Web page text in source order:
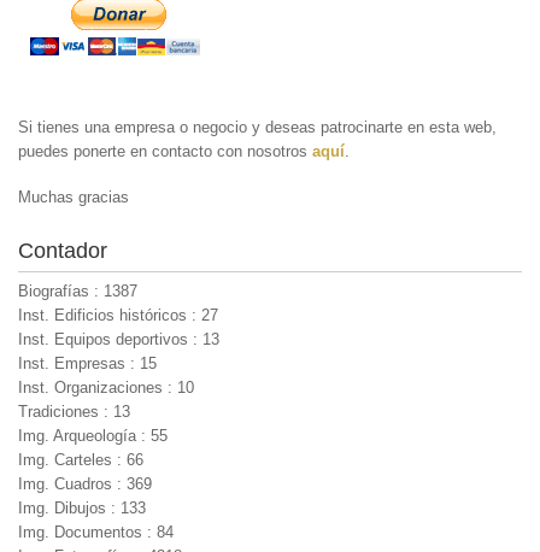
Si tienes una empresa o negocio y deseas patrocinarte en esta web,
puedes ponerte en contacto con nosotros aquí
Muchas gracias
Contador
Biografías : 1387
Inst. Edificios históricos : 27
Inst. Equipos deportivos : 13
Inst. Empresas : 15
Inst. Organizaciones : 10
Tradiciones : 13
Img. Arqueología : 55
Img. Carteles : 66
Img. Cuadros : 369
Img. Dibujos : 133
Img. Documentos : 84